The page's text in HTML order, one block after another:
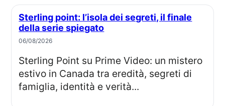
Sterling point: l’isola dei segreti, il finale
della serie spiegato
06/08/2026
Sterling Point su Prime Video: un mistero
estivo in Canada tra eredità, segreti di
famiglia, identità e verità...